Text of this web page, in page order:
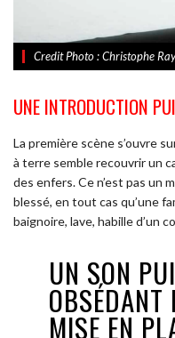
Credit Photo : Christophe
UNE INTRODUCTION
La première scène s’ouvre
à terre semble recouvrir un
des enfers. Ce n’est pas un
blessé, en tout cas qu’une
baignoire, lave, habille d’un
UN SON
OBSÉDANT
MISE EN